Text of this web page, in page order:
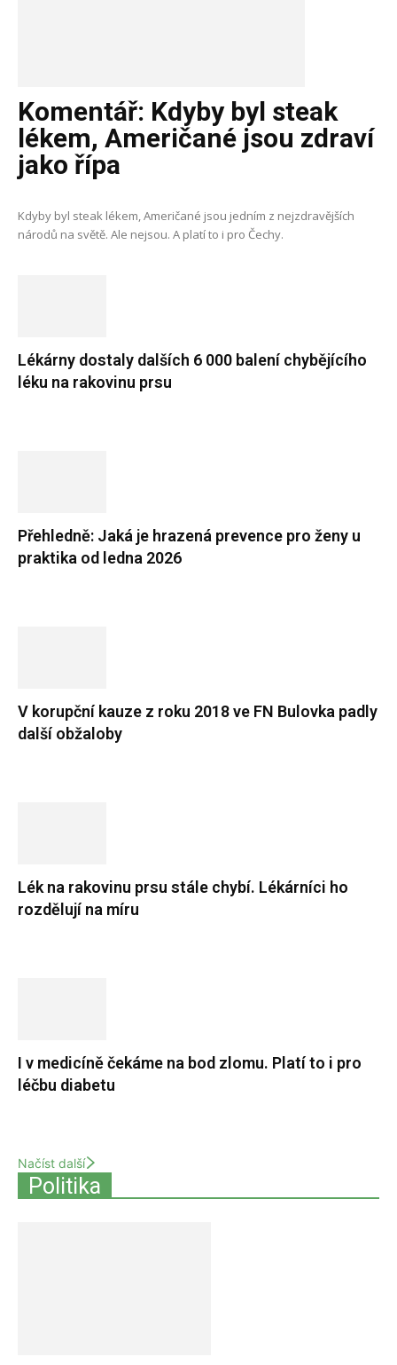
Komentář: Kdyby byl steak
lékem, Američané jsou zdraví
jako řípa
Kdyby byl steak lékem, Američané jsou jedním z nejzdravějších
národů na světě. Ale nejsou. A platí to i pro Čechy.
Lékárny dostaly dalších 6 000 balení chybějícího
léku na rakovinu prsu
Přehledně: Jaká je hrazená prevence pro ženy u
praktika od ledna 2026
V korupční kauze z roku 2018 ve FN Bulovka padly
další obžaloby
Lék na rakovinu prsu stále chybí. Lékárníci ho
rozdělují na míru
I v medicíně čekáme na bod zlomu. Platí to i pro
léčbu diabetu
Načíst další
Politika